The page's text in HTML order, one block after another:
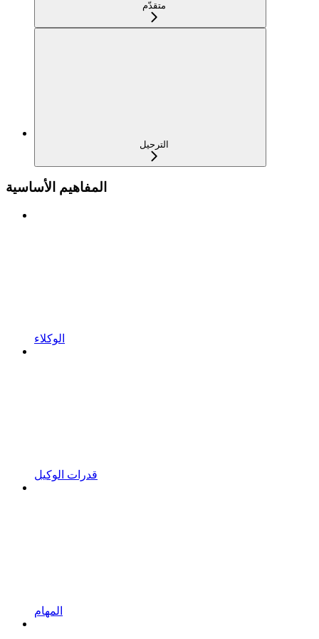
متقدّم
الترحيل
المفاهيم الأساسية
الوكلاء
قدرات الوكيل
المهام